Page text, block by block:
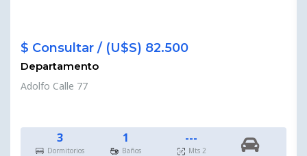
$ Consultar / (U$S) 82.500
Departamento
Adolfo Calle 77
3
Dormitorios
1
Baños
---
Mts 2